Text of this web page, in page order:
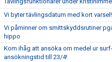
Vi byter tävlingsdatum med kort varsel!
Vi påminner om smittskyddsrutiner
hippo
Kom ihåg att ansöka om medel ur
ansökningstid till 23/4!